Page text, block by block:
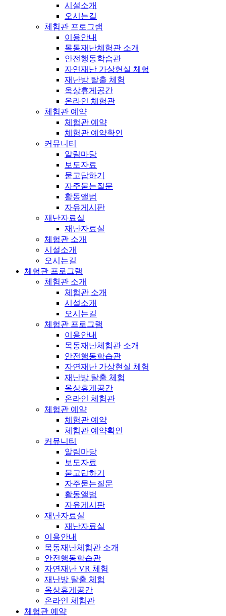
시설소개
오시는길
체험관 프로그램
이용안내
목동재난체험관 소개
안전행동학습관
자연재난 가상현실 체험
재난방 탈출 체험
옥상휴게공간
온라인 체험관
체험관 예약
체험관 예약
체험관 예약확인
커뮤니티
알림마당
보도자료
묻고답하기
자주묻는질문
활동앨범
자유게시판
재난자료실
재난자료실
체험관 소개
시설소개
오시는길
체험관 프로그램
체험관 소개
체험관 소개
시설소개
오시는길
체험관 프로그램
이용안내
목동재난체험관 소개
안전행동학습관
자연재난 가상현실 체험
재난방 탈출 체험
옥상휴게공간
온라인 체험관
체험관 예약
체험관 예약
체험관 예약확인
커뮤니티
알림마당
보도자료
묻고답하기
자주묻는질문
활동앨범
자유게시판
재난자료실
재난자료실
이용안내
목동재난체험관 소개
안전행동학습관
자연재난 VR 체험
재난방 탈출 체험
옥상휴게공간
온라인 체험관
체험관 예약